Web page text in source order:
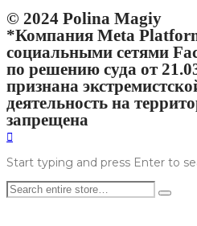
© 2024 Polina Magiy
*Компания Meta
социальными сетями
по решению суда от
признана
деятельность на
запрещена
Start typing and press Enter to